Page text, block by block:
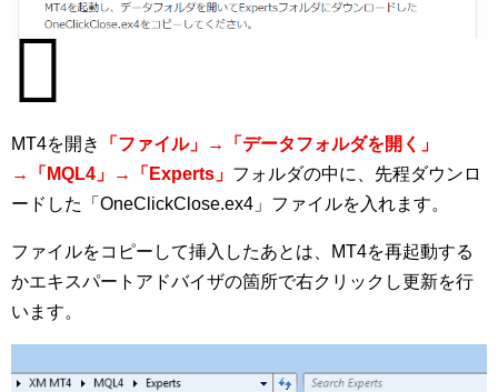
MT4を開き
「ファイル」→「データフォルダを開く」
→「MQL4」→「Experts」 フォルダの中に、先程ダウンロ
ードした「OneClickClose.ex4」ファイルを入れます。
ファイルをコピーして挿入したあとは、MT4を再起動する
かエキスパートアドバイザの箇所で右クリックし更新を行
います。